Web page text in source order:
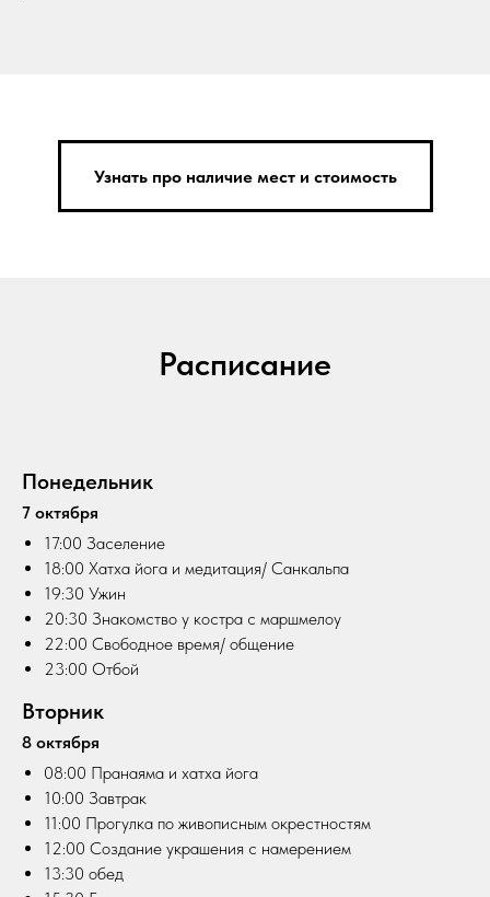
Узнать про наличие мест и стоимость
Расписание
Понедельник
7 октября
17:00 Заселение
18:00 Хатха йога и медитация/ Санкальпа
19:30 Ужин
20:30 Знакомство у костра с маршмелоу
22:00 Свободное время/ общение
23:00 Отбой
Вторник
8 октября
08:00 Пранаяма и хатха йога
10:00 Завтрак
11:00 Прогулка по живописным окрестностям
12:00 Создание украшения с намерением
13:30 обед